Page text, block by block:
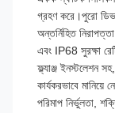
গ্রহণ করে।পুরো
অন্তর্নিহিত
এবং IP68 সুরক্ষা
ফ্ল্যাঞ্জ ইনস্টলেশন
কার্যকরভাবে
পরিমাপ নির্ভুলতা,